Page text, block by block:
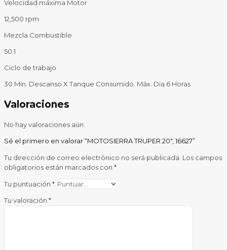
Velocidad máxima Motor
12,500 rpm
Mezcla Combustible
50:1
Ciclo de trabajo
30 Min. Descanso X Tanque Consumido. Máx. Dia 6 Horas
Valoraciones
No hay valoraciones aún.
Sé el primero en valorar “MOTOSIERRA TRUPER 20″, 16627”
Tu dirección de correo electrónico no será publicada. Los campos
obligatorios están marcados con *
Tu puntuación *
Tu valoración *